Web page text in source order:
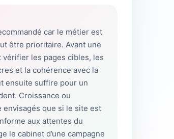
car le métier est
être prioritaire. Avant une
vérifier les pages cibles, les
et la cohérence avec la
ensuite suffire pour un
Croissance ou
que si le site est
aux attentes du
le cabinet d’une campagne